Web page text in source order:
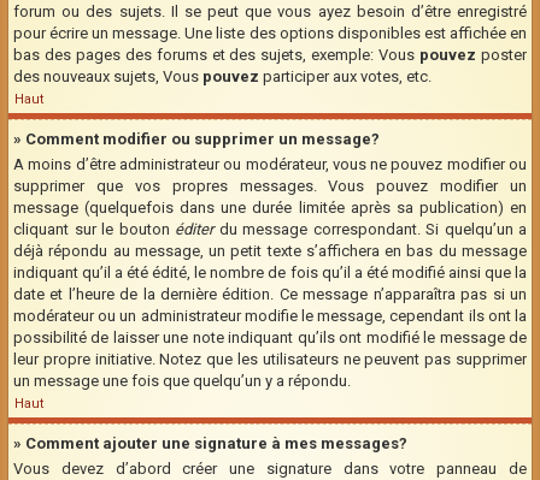
forum ou des sujets. Il se peut que vous ayez besoin d’être enregistré
pour écrire un message. Une liste des options disponibles est affichée en
bas des pages des forums et des sujets, exemple: Vous pouvez poster
des nouveaux sujets, Vous pouvez participer aux votes, etc.
Haut
» Comment modifier ou supprimer un message?
A moins d’être administrateur ou modérateur, vous ne pouvez modifier ou
supprimer que vos propres messages. Vous pouvez modifier un
message (quelquefois dans une durée limitée après sa publication) en
cliquant sur le bouton éditerdu message correspondant. Si quelqu’un a
déjà répondu au message, un petit texte s’affichera en bas du message
indiquant qu’il a été édité, le nombre de fois qu’il a été modifié ainsi que la
date et l’heure de la dernière édition. Ce message n’apparaîtra pas si un
modérateur ou un administrateur modifie le message, cependant ils ont la
possibilité de laisser une note indiquant qu’ils ont modifié le message de
leur propre initiative. Notez que les utilisateurs ne peuvent pas supprimer
un message une fois que quelqu’un y a répondu.
Haut
» Comment ajouter une signature à mes messages?
Vous devez d’abord créer une signature dans votre panneau de